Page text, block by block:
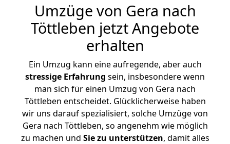
Umzüge von Gera nach
Töttleben jetzt Angebote
erhalten
Ein Umzug kann eine aufregende, aber auch
stressige Erfahrung sein, insbesondere wenn
man sich für einen Umzug von Gera nach
Töttleben entscheidet. Glücklicherweise haben
wir uns darauf spezialisiert, solche Umzüge von
Gera nach Töttleben, so angenehm wie möglich
zu machen und Sie zu unterstützen, damit alles